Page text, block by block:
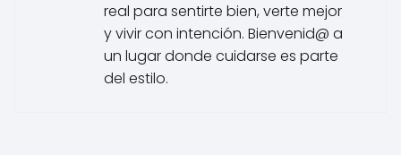
real para sentirte bien, verte mejor
y vivir con intención. Bienvenid@ a
un lugar donde cuidarse es parte
del estilo.